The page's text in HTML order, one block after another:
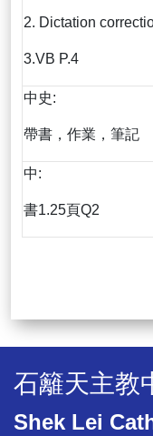
2. Dictation
3.VB P.4
中史:
帶書，作業，筆記
中:
書1.25頁Q2
石籬天主教
Shek Lei